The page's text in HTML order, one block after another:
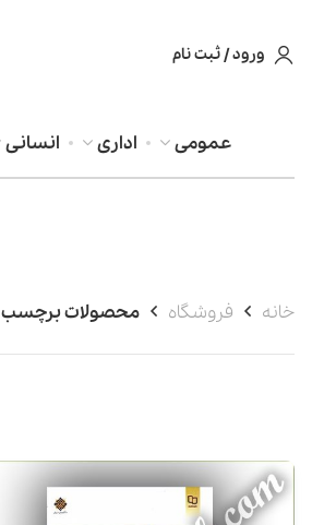
ورود / ثبت نام
عمومی اداری انسانی
خانه فروشگاه محصولات برچسب